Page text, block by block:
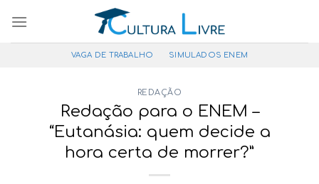
para
VAGA DE TRABALHO SIMULADOS ENEM
REDAÇÃO
Redação para o ENEM –
“Eutanásia: quem decide a
hora certa de morrer?”